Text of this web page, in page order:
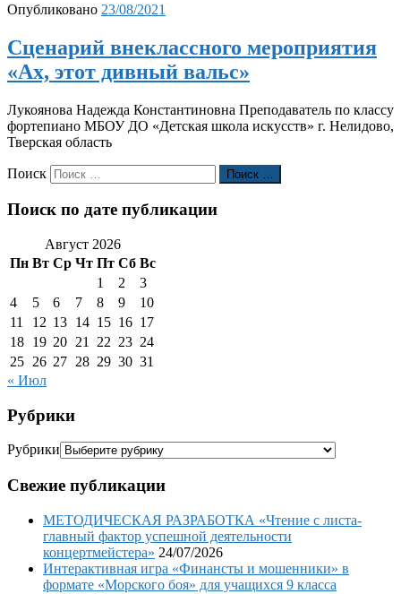
Опубликовано 23/08/2021
Сценарий внеклассного мероприятия
«Ах, этот дивный вальс»
Лукоянова Надежда Константиновна Преподаватель по классу
фортепиано МБОУ ДО «Детская школа искусств» г. Нелидово,
Тверская область
Поиск Поиск …
Поиск по дате публикации
Август 2026
Пн Вт Ср Чт Пт Сб Вс
1
2
3
4
5 6 7 8 9
10
11
12 13 14 15 16 17
18 19 20 21 22 23 24
25 26 27 28 29 30 31
« Июл
Рубрики
Рубрики
Свежие публикации
МЕТОДИЧЕСКАЯ РАЗРАБОТКА «Чтение с листа-
главный фактор успешной деятельности
концертмейстера» 24/07/2026
Интерактивная игра «Финансты и мошенники» в
формате «Морского боя» для учащихся 9 класса